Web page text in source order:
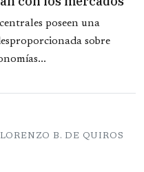
poseen una
sobre
B. DE QUIROS